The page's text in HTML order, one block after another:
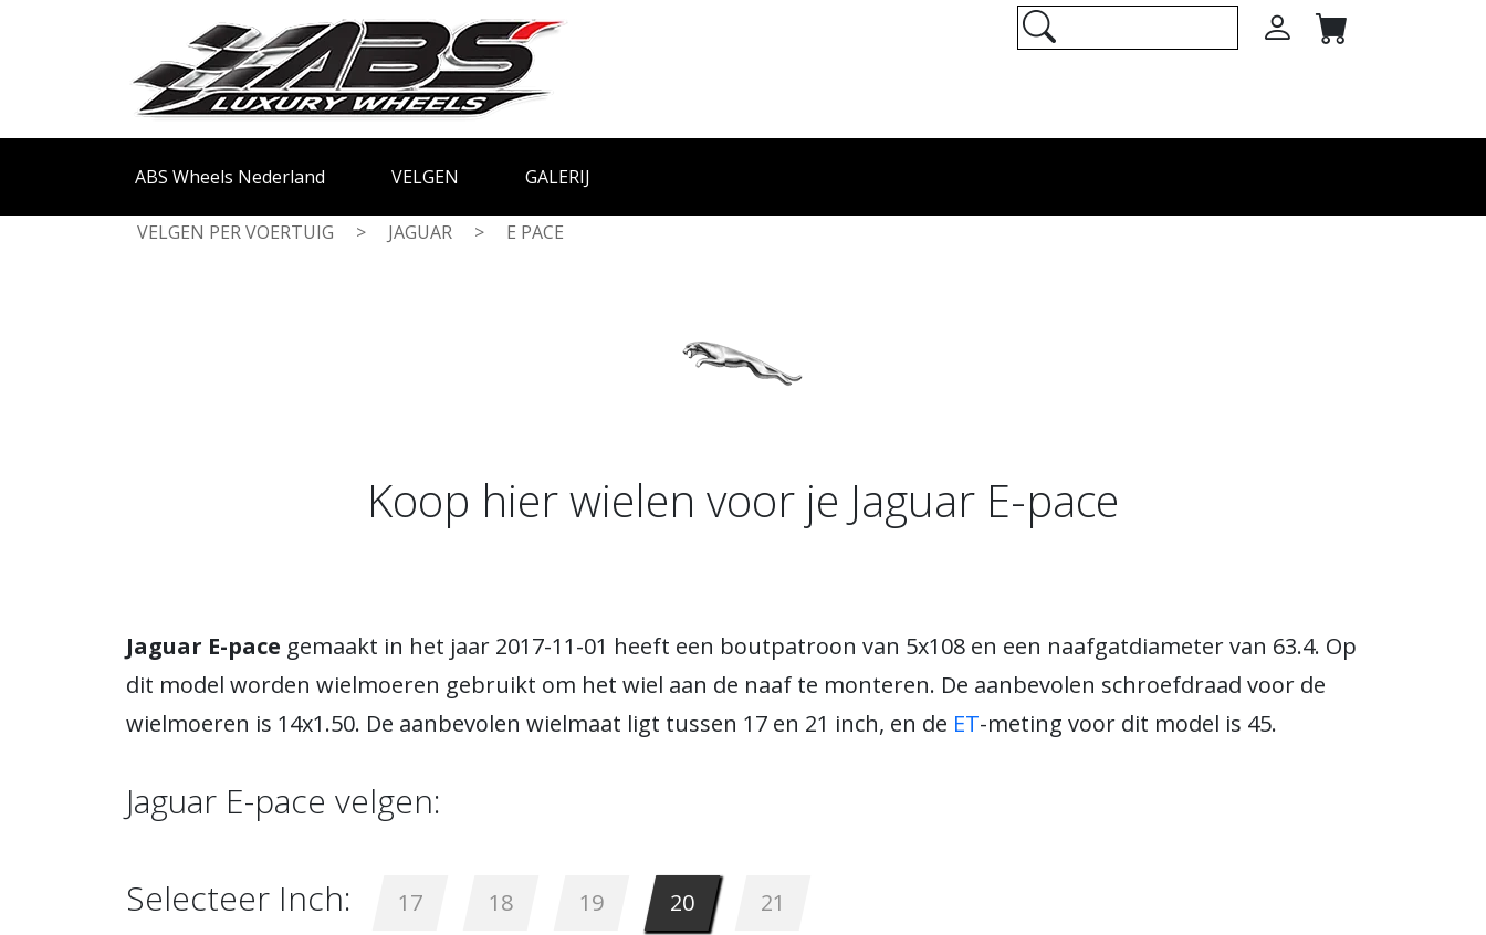
ABS Wheels Nederland VELGEN GALERIJ
VELGEN PER VOERTUIG > JAGUAR > E PACE
Koop hier wielen voor je Jaguar E-pace
Jaguar E-pace gemaakt in het jaar 2017-11-01 heeft een boutpatroon van 5x108 en een naafgatdiameter van 63.4. Op
dit model worden wielmoeren gebruikt om het wiel aan de naaf te monteren. De aanbevolen schroefdraad voor de
wielmoeren is 14x1.50. De aanbevolen wielmaat ligt tussen 17 en 21 inch, en de ET-meting voor dit model is 45.
Jaguar E-pace velgen:
Selecteer Inch: 17 18 19 20 21